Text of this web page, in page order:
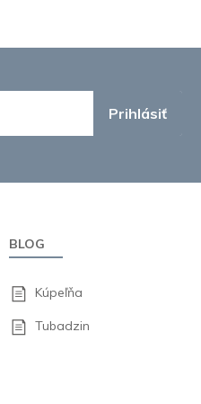
Prihlásiť
BLOG
Kúpeľňa
Tubadzin